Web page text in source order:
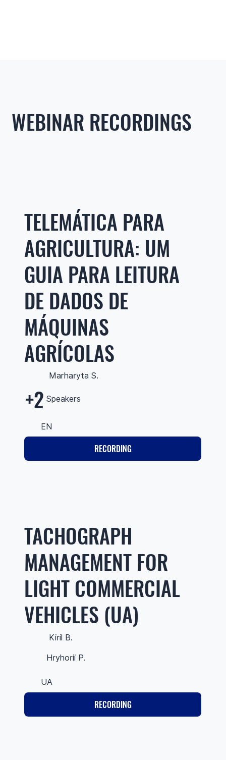
WEBINAR RECORDINGS
TELEMÁTICA PARA
AGRICULTURA: UM
GUIA PARA LEITURA
DE DADOS DE
MÁQUINAS
AGRÍCOLAS
Marharyta S.
+2 Speakers
EN
RECORDING
TACHOGRAPH
MANAGEMENT FOR
LIGHT COMMERCIAL
VEHICLES (UA)
Kiril B.
Hryhorii P.
UA
RECORDING